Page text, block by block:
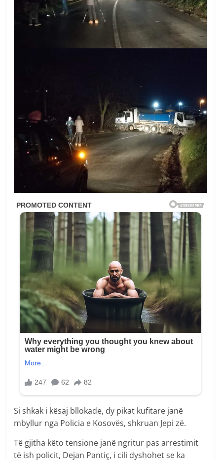
Si shkak i kësaj bllokade, dy pikat kufitare janë
mbyllur nga Policia e Kosovës, shkruan Jepi zë.
Të gjitha këto tensione janë ngritur pas arrestimit
të ish policit, Dejan Pantiç, i cili dyshohet se ka